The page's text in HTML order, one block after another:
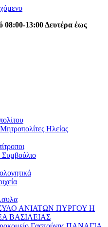
08:00-13:00 Δευτέρα έως
Ηλείας
Συμβούλιο
ΑΝΙΑΤΩΝ ΠΥΡΓΟΥ Η
ΒΑΣΙΛΕΙΑΣ